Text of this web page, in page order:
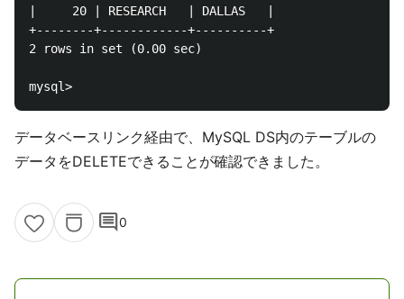
|     20 | RESEARCH   | DALLAS   |
+--------+------------+----------+
2 rows in set (0.00 sec)
データベースリンク経由で、MySQL DS内のテーブルの
データをDELETEできることが確認できました。
comment0